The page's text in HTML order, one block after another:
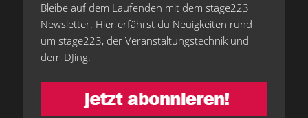
Bleibe auf dem Laufenden mit dem stage223
Newsletter. Hier erfährst du Neuigkeiten rund
um stage223, der Veranstaltungstechnik und
dem DJing.